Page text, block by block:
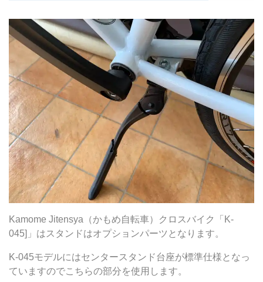
Kamome Jitensya（かもめ自転車）クロスバイク「K-
045]」はスタンドはオプションパーツとなります。
K-045モデルにはセンタースタンド台座が標準仕様となっ
ていますのでこちらの部分を使用します。